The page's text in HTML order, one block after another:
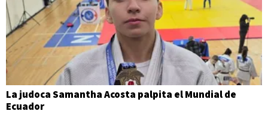
La judoca Samantha Acosta palpita el Mundial de
Ecuador